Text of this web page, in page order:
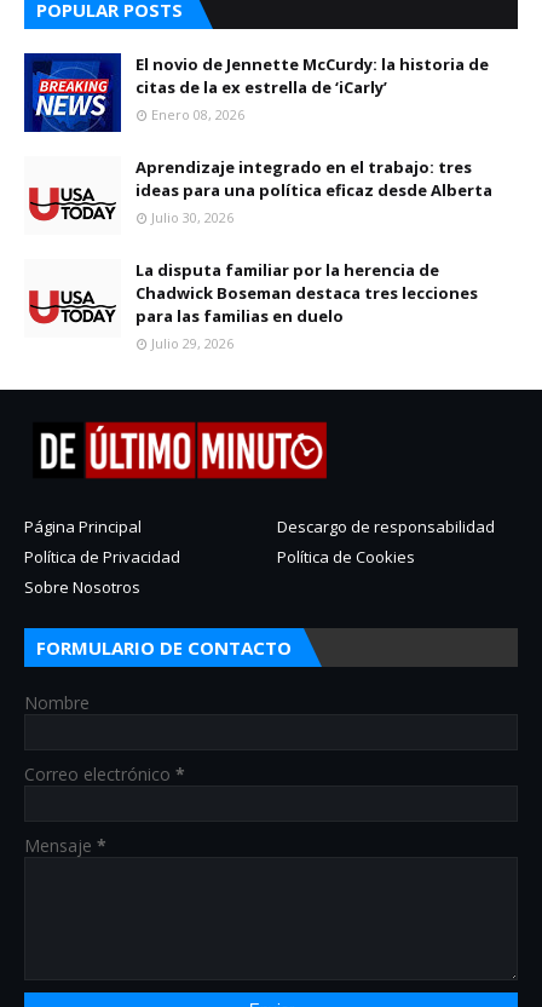
POPULAR POSTS
El novio de Jennette McCurdy: la historia de
citas de la ex estrella de ‘iCarly’
Enero 08, 2026
Aprendizaje integrado en el trabajo: tres
ideas para una política eficaz desde Alberta
Julio 30, 2026
La disputa familiar por la herencia de
Chadwick Boseman destaca tres lecciones
para las familias en duelo
Julio 29, 2026
Página Principal
Descargo de responsabilidad
Política de Privacidad
Política de Cookies
Sobre Nosotros
FORMULARIO DE CONTACTO
Nombre
Correo electrónico *
Mensaje *